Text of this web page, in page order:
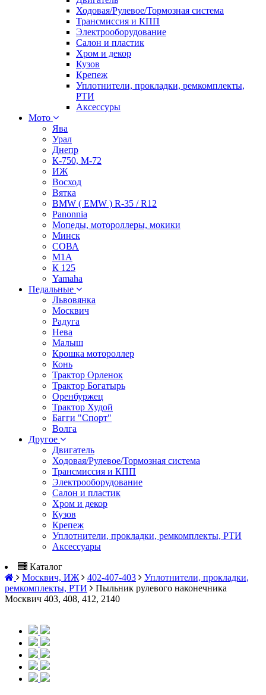
Ходовая/Рулевое/Тормозная система
Трансмиссия и КПП
Электрооборудование
Салон и пластик
Хром и декор
Кузов
Крепеж
Уплотнители, прокладки, ремкомплекты,
РТИ
Аксессуры
Мото
Ява
Урал
Днепр
К-750, М-72
ИЖ
Восход
Вятка
BMW ( EMW ) R-35 / R12
Panonnia
Мопеды, мотороллеры, мокики
Минск
СОВА
М1А
К 125
Yamaha
Педальные
Львовянка
Москвич
Радуга
Нева
Малыш
Крошка мотороллер
Конь
Трактор Орленок
Трактор Богатырь
Оренбуржец
Трактор Худой
Багги "Спорт"
Волга
Другое
Двигатель
Ходовая/Рулевое/Тормозная система
Трансмиссия и КПП
Электрооборудование
Салон и пластик
Хром и декор
Кузов
Крепеж
Уплотнители, прокладки, ремкомплекты, РТИ
Аксессуары
Каталог
Москвич, ИЖ
402-407-403
Уплотнители, прокладки,
ремкомплекты, РТИ
Пыльник рулевого наконечника
Москвич 403, 408, 412, 2140